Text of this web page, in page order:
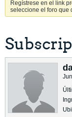
Regístrese en el link
seleccione el foro que